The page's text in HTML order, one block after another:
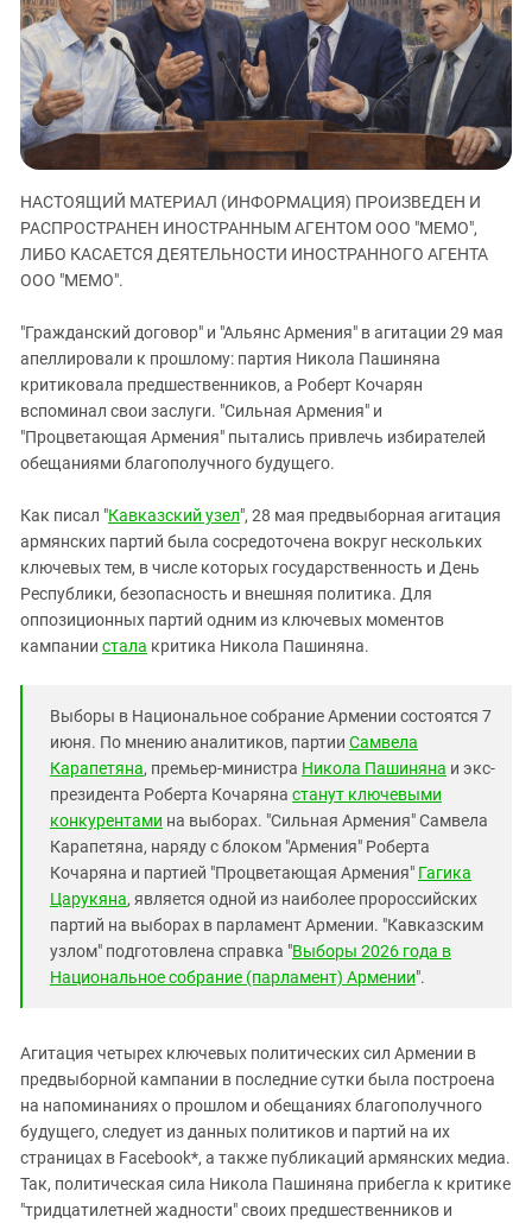
ЗАСТАВЛЯЕТ
КАВКАЗ ЗА ПАЛЕСТИНУ
ИНАКОМЫСЛИЕ В ЧЕЧНЕ
ПРЕСЛЕДОВАНИЕ АКТИВИСТОВ
МОБИЛИЗАЦИЯ И ПРОТЕСТЫ
Дагестан
Ингушетия
Кабардино-Балкария
Калмыкия
Карачаево-Черкесия
Краснодарский край
Российская Федерация
Северная Осетия - Алания
СКФО
Ставропольский край
Чечня
Южный Кавказ
ЮФО
НАСТОЯЩИЙ МАТЕРИАЛ (ИНФОРМАЦИЯ) ПРОИЗВЕДЕН И
РАСПРОСТРАНЕН ИНОСТРАННЫМ АГЕНТОМ ООО "МЕМО",
ЛИБО КАСАЕТСЯ ДЕЯТЕЛЬНОСТИ ИНОСТРАННОГО АГЕНТА
ООО "МЕМО".
"Гражданский договор" и "Альянс Армения" в агитации 29 мая
апеллировали к прошлому: партия Никола Пашиняна
критиковала предшественников, а Роберт Кочарян
вспоминал свои заслуги. "Сильная Армения" и
"Процветающая Армения" пытались привлечь избирателей
обещаниями благополучного будущего.
Как писал "Кавказский узел", 28 мая предвыборная агитация
армянских партий была сосредоточена вокруг нескольких
ключевых тем, в числе которых государственность и День
Республики, безопасность и внешняя политика. Для
оппозиционных партий одним из ключевых моментов
кампании стала критика Никола Пашиняна.
Выборы в Национальное собрание Армении состоятся 7
июня. По мнению аналитиков, партии Самвела
Карапетяна, премьер-министра Никола Пашиняна и экс-
президента Роберта Кочаряна станут ключевыми
конкурентами на выборах. "Сильная Армения" Самвела
Карапетяна, наряду с блоком "Армения" Роберта
Кочаряна и партией "Процветающая Армения" Гагика
Царукяна, является одной из наиболее пророссийских
партий на выборах в парламент Армении. "Кавказским
узлом" подготовлена справка "Выборы 2026 года в
Национальное собрание (парламент) Армении".
Агитация четырех ключевых политических сил Армении в
предвыборной кампании в последние сутки была построена
на напоминаниях о прошлом и обещаниях благополучного
будущего, следует из данных политиков и партий на их
страницах в Facebook*, а также публикаций армянских медиа.
Так, политическая сила Никола Пашиняна прибегла к критике
"тридцатилетней жадности" своих предшественников и